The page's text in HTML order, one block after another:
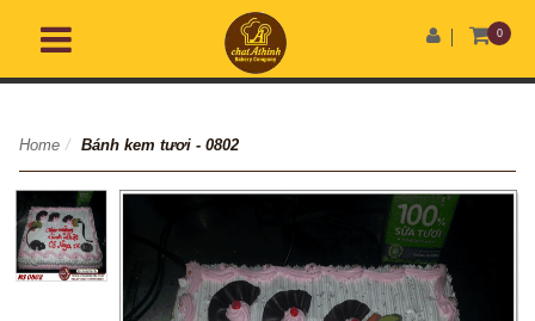
0
Home / Bánh kem tươi - 0802